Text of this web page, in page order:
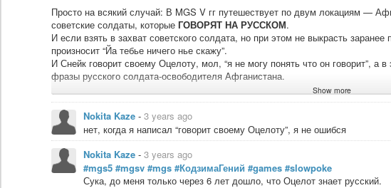
Просто на всякий случай: В MGS V гг путешествует по двум локациям —
советские солдаты, которые ГОВОРЯТ НА РУССКОМ.
И если взять в захват советского солдата, но при этом не выкрасть
произносит “Йа тебье ничего нье скажу”.
И Снейк говорит своему Оцелоту, мол, “я не могу понять что он говорит”, а
фразы русского солдата-освободителя Афганистана.
Ловил себя пару раз, что я говорию: Снейк, он тебе сказал, что ничего тебе
https://shikimori.one/characters/195230-alisa-mikhailovna-kujou
Alisa Mikhailovna Kujou
Show more
Nokita Kaze - 3 years ago
нет, когда я написал “говорит своему Оцелоту”, я не ошибся
Nokita Kaze - 3 years ago
#mgs5 #mgsv #mgs #КодзимаГений #games #slowpoke
Сука, до меня только через 6 лет дошло, что Оцелот знает русский.